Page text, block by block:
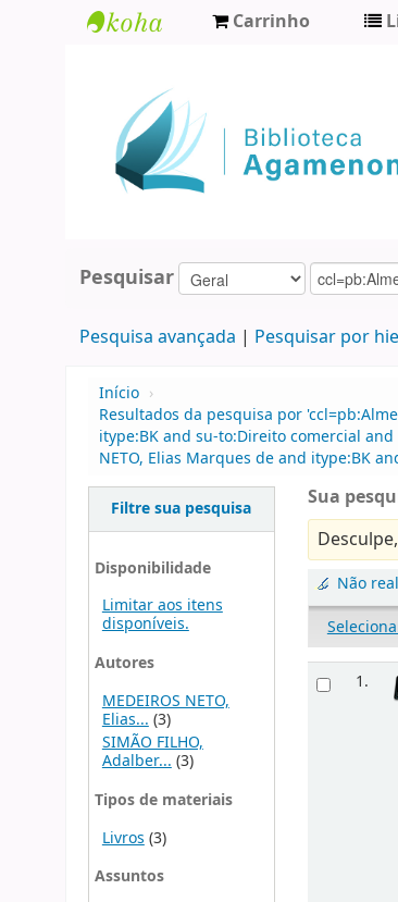
Agamenon
Magalhães
Carrinho
Pesquisar
Pesquisa avançada Pesquisar por
Início ›
Resultados da pesquisa por
itype:BK and su-to:Direito comercial and
NETO, Elias Marques de and itype:BK
Filtre sua pesquisa
Disponibilidade
Limitar aos itens
disponíveis.
Autores
MEDEIROS NETO,
Elias... (3)
SIMÃO FILHO,
Adalber...(3)
Tipos de materiais
Livros (3)
Assuntos
Sua
Não
1.